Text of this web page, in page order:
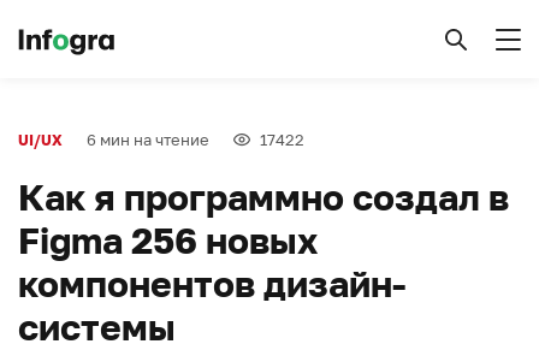
UI/UX 6 мин на чтение 17422
Как я программно создал в
Figma 256 новых
компонентов дизайн-
системы